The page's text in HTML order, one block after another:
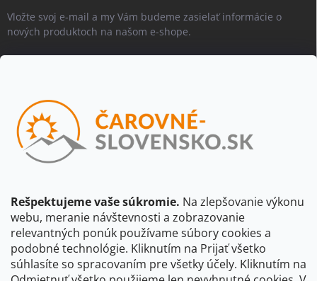
Rešpektujeme vaše súkromie. Na zlepšovanie výkonu
webu, meranie návštevnosti a zobrazovanie
relevantných ponúk používame súbory cookies a
podobné technológie. Kliknutím na Prijať všetko
súhlasíte so spracovaním pre všetky účely. Kliknutím na
Vložte svoj e-mail a my Vám budeme zasielať informácie o
nových produktoch na našom e-shope.
Vložením e-mailu súhlasíte spodmienkami ochrany osobných
údajov
Beriem na vedomie, že adresa bude spracovaná za účelom
údajov dostupnými na tejto stránke.
Prihlásiť sa
CBS Slovensko CBS Česko Shocart VKÚ Mapy Harmanec